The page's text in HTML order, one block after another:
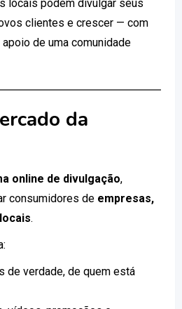
locais podem divulgar seus
clientes e crescer — com
de uma comunidade
da
online de divulgação,
consumidores de empresas,
.
de verdade, de quem está